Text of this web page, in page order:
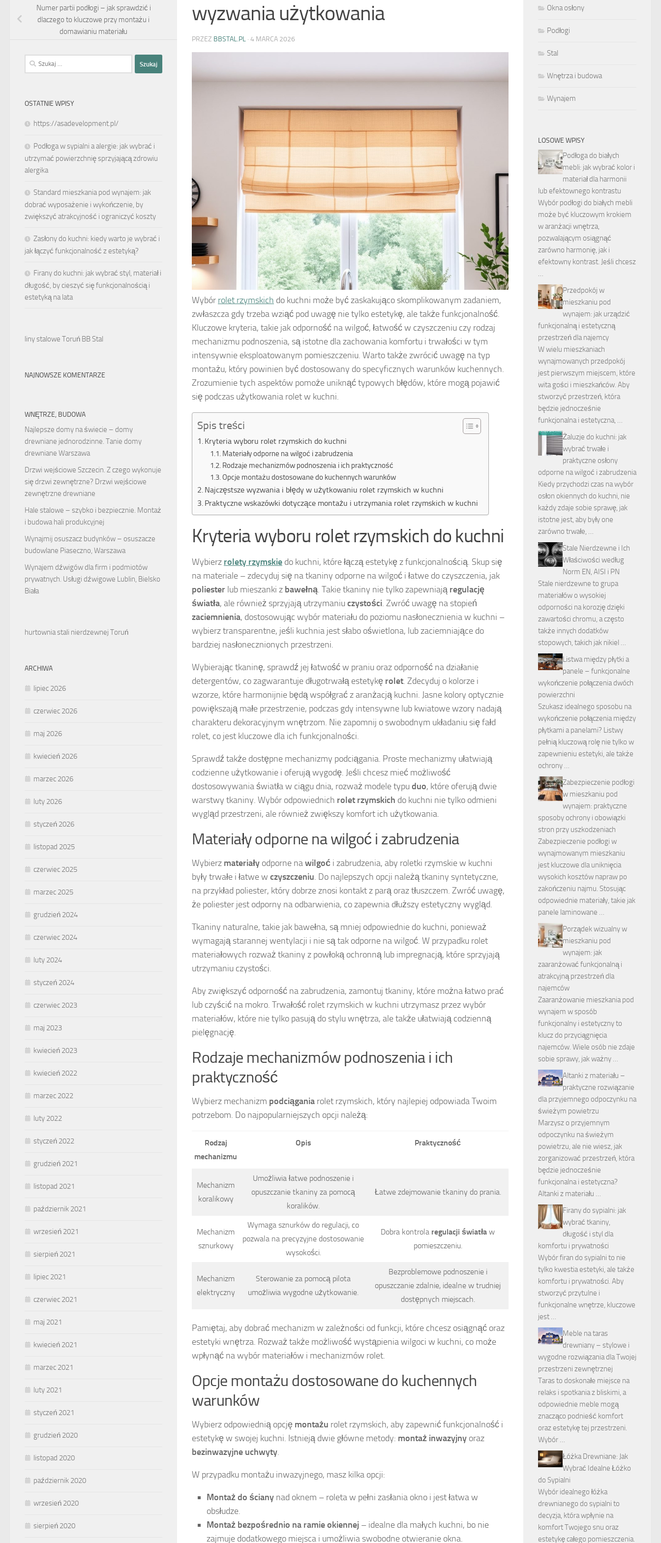
wyzwania użytkowania
PRZEZ BBSTAL.PL · 4 MARCA 2026
Wybór rolet rzymskich do kuchni może być zaskakująco skomplikowanym zadaniem,
zwłaszcza gdy trzeba wziąć pod uwagę nie tylko estetykę, ale także funkcjonalność.
Kluczowe kryteria, takie jak odporność na wilgoć, łatwość w czyszczeniu czy rodzaj
mechanizmu podnoszenia, są istotne dla zachowania komfortu i trwałości w tym
intensywnie eksploatowanym pomieszczeniu. Warto także zwrócić uwagę na typ
montażu, który powinien być dostosowany do specyficznych warunków kuchennych.
Zrozumienie tych aspektów pomoże uniknąć typowych błędów, które mogą pojawić
się podczas użytkowania rolet w kuchni.
Spis treści
Kryteria wyboru rolet rzymskich do kuchni
Materiały odporne na wilgoć i zabrudzenia
Rodzaje mechanizmów podnoszenia i ich praktyczność
Opcje montażu dostosowane do kuchennych warunków
Najczęstsze wyzwania i błędy w użytkowaniu rolet rzymskich w kuchni
Praktyczne wskazówki dotyczące montażu i utrzymania rolet rzymskich w kuchni
Kryteria wyboru rolet rzymskich do kuchni
Wybierz rolety rzymskie do kuchni, które łączą estetykę z funkcjonalnością. Skup się
na materiale – zdecyduj się na tkaniny odporne na wilgoć i łatwe do czyszczenia, jak
poliester lub mieszanki z bawełną. Takie tkaniny nie tylko zapewniają regulację
światła, ale również sprzyjają utrzymaniu czystości. Zwróć uwagę na stopień
zaciemnienia, dostosowując wybór materiału do poziomu nasłonecznienia w kuchni –
wybierz transparentne, jeśli kuchnia jest słabo oświetlona, lub zaciemniające do
bardziej nasłonecznionych przestrzeni.
Wybierając tkaninę, sprawdź jej łatwość w praniu oraz odporność na działanie
detergentów, co zagwarantuje długotrwałą estetykę rolet. Zdecyduj o kolorze i
wzorze, które harmonijnie będą współgrać z aranżacją kuchni. Jasne kolory optycznie
powiększają małe przestrzenie, podczas gdy intensywne lub kwiatowe wzory nadają
charakteru dekoracyjnym wnętrzom. Nie zapomnij o swobodnym układaniu się fałd
rolet, co jest kluczowe dla ich funkcjonalności.
Sprawdź także dostępne mechanizmy podciągania. Proste mechanizmy ułatwiają
codzienne użytkowanie i oferują wygodę. Jeśli chcesz mieć możliwość
dostosowywania światła w ciągu dnia, rozważ modele typu duo, które oferują dwie
warstwy tkaniny. Wybór odpowiednich rolet rzymskich do kuchni nie tylko odmieni
wygląd przestrzeni, ale również zwiększy komfort ich użytkowania.
Materiały odporne na wilgoć i zabrudzenia
Wybierz materiały odporne nawilgoć i zabrudzenia, aby roletki rzymskie w kuchni
były trwałe i łatwe w czyszczeniu. Do najlepszych opcji należą tkaniny syntetyczne,
na przykład poliester, który dobrze znosi kontakt z parą oraz tłuszczem. Zwróć uwagę,
że poliester jest odporny na odbarwienia, co zapewnia dłuższy estetyczny wygląd.
Tkaniny naturalne, takie jak bawełna, są mniej odpowiednie do kuchni, ponieważ
wymagają starannej wentylacji i nie są tak odporne na wilgoć. W przypadku rolet
materiałowych rozważ tkaniny z powłoką ochronną lub impregnacją, które sprzyjają
utrzymaniu czystości.
Aby zwiększyć odporność na zabrudzenia, zamontuj tkaniny, które można łatwo prać
lub czyścić na mokro. Trwałość rolet rzymskich w kuchni utrzymasz przez wybór
materiałów, które nie tylko pasują do stylu wnętrza, ale także ułatwiają codzienną
pielęgnację.
Rodzaje mechanizmów podnoszenia i ich
praktyczność
Wybierz mechanizm podciągania rolet rzymskich, który najlepiej odpowiada Twoim
potrzebom. Do najpopularniejszych opcji należą:
Rodzaj
mechanizmu
Opis Praktyczność
Mechanizm
koralikowy
Umożliwia łatwe podnoszenie i
opuszczanie tkaniny za pomocą
koralików.
Łatwe zdejmowanie tkaniny do prania.
Mechanizm
sznurkowy
Wymaga sznurków do regulacji, co
pozwala na precyzyjne dostosowanie
wysokości.
Dobra kontrola regulacji światła w
pomieszczeniu.
Mechanizm
elektryczny
Sterowanie za pomocą pilota
umożliwia wygodne użytkowanie.
Bezproblemowe podnoszenie i
opuszczanie zdalnie, idealne w trudniej
dostępnych miejscach.
Pamiętaj, aby dobrać mechanizm w zależności od funkcji, które chcesz osiągnąć oraz
estetyki wnętrza. Rozważ także możliwość wystąpienia wilgoci w kuchni, co może
wpłynąć na wybór materiałów i mechanizmów rolet.
Opcje montażu dostosowane do kuchennych
warunków
Wybierz odpowiednią opcję montażu rolet rzymskich, aby zapewnić funkcjonalność i
estetykę w swojej kuchni. Istnieją dwie główne metody: montaż inwazyjny oraz
bezinwazyjne uchwyty.
W przypadku montażu inwazyjnego, masz kilka opcji:
Montaż do ściany nad oknem – roleta w pełni zasłania okno i jest łatwa w
obsłudze.
Montaż bezpośrednio na ramie okiennej – idealne dla małych kuchni, bo nie
zajmuje dodatkowego miejsca i umożliwia swobodne otwieranie okna.
Numer partii podłogi – jak sprawdzić i
dlaczego to kluczowe przy montażu i
domawianiu materiału
Szukaj:
OSTATNIE WPISY
https://asadevelopment.pl/
Podłoga w sypialni a alergie: jak wybrać i
utrzymać powierzchnię sprzyjającą zdrowiu
alergika
Standard mieszkania pod wynajem: jak
dobrać wyposażenie i wykończenie, by
zwiększyć atrakcyjność i ograniczyć koszty
Zasłony do kuchni: kiedy warto je wybrać i
jak łączyć funkcjonalność z estetyką?
Firany do kuchni: jak wybrać styl, materiał i
długość, by cieszyć się funkcjonalnością i
estetyką na lata
liny stalowe Toruń BB Stal
NAJNOWSZE KOMENTARZE
WNĘTRZE, BUDOWA
Najlepsze domy na świecie – domy
drewniane jednorodzinne. Tanie domy
drewniane Warszawa
Drzwi wejściowe Szczecin. Z czego wykonuje
się drzwi zewnętrzne? Drzwi wejściowe
zewnętrzne drewniane
Hale stalowe – szybko i bezpiecznie. Montaż
i budowa hali produkcyjnej
Wynajmij osuszacz budynków – osuszacze
budowlane Piaseczno, Warszawa
Wynajem dźwigów dla firm i podmiotów
prywatnych. Usługi dźwigowe Lublin, Bielsko
Biała
hurtownia stali nierdzewnej Toruń
ARCHIWA
lipiec 2026
czerwiec 2026
maj 2026
kwiecień 2026
marzec 2026
luty 2026
styczeń 2026
listopad 2025
czerwiec 2025
marzec 2025
grudzień 2024
czerwiec 2024
luty 2024
styczeń 2024
czerwiec 2023
maj 2023
kwiecień 2023
kwiecień 2022
marzec 2022
luty 2022
styczeń 2022
grudzień 2021
listopad 2021
październik 2021
wrzesień 2021
sierpień 2021
lipiec 2021
czerwiec 2021
maj 2021
kwiecień 2021
marzec 2021
luty 2021
styczeń 2021
grudzień 2020
listopad 2020
październik 2020
wrzesień 2020
sierpień 2020
Okna osłony
Podłogi
Stal
Wnętrza i budowa
Wynajem
LOSOWE WPISY
Podłoga do białych
mebli: jak wybrać kolor i
materiał dla harmonii
lub efektownego kontrastu
Wybór podłogi do białych mebli
może być kluczowym krokiem
w aranżacji wnętrza,
pozwalającym osiągnąć
zarówno harmonię, jak i
efektowny kontrast. Jeśli chcesz
…
Przedpokój w
mieszkaniu pod
wynajem: jak urządzić
funkcjonalną i estetyczną
przestrzeń dla najemcy
W wielu mieszkaniach
wynajmowanych przedpokój
jest pierwszym miejscem, które
wita gości i mieszkańców. Aby
stworzyć przestrzeń, która
będzie jednocześnie
funkcjonalna i estetyczna, …
Żaluzje do kuchni: jak
wybrać trwałe i
praktyczne osłony
odporne na wilgoć i zabrudzenia
Kiedy przychodzi czas na wybór
osłon okiennych do kuchni, nie
każdy zdaje sobie sprawę, jak
istotne jest, aby były one
zarówno trwałe, …
Stale Nierdzewne i Ich
Właściwości według
Norm EN, AISI i PN
Stale nierdzewne to grupa
materiałów o wysokiej
odporności na korozję dzięki
zawartości chromu, a często
także innych dodatków
stopowych, takich jak nikiel …
Listwa między płytki a
panele – funkcjonalne
wykończenie połączenia dwóch
powierzchni
Szukasz idealnego sposobu na
wykończenie połączenia między
płytkami a panelami? Listwy
pełnią kluczową rolę nie tylko w
zapewnieniu estetyki, ale także
ochrony …
Zabezpieczenie podłogi
w mieszkaniu pod
wynajem: praktyczne
sposoby ochrony i obowiązki
stron przy uszkodzeniach
Zabezpieczenie podłogi w
wynajmowanym mieszkaniu
jest kluczowe dla uniknięcia
wysokich kosztów napraw po
zakończeniu najmu. Stosując
odpowiednie materiały, takie jak
panele laminowane …
Porządek wizualny w
mieszkaniu pod
wynajem: jak
zaaranżować funkcjonalną i
atrakcyjną przestrzeń dla
najemców
Zaaranżowanie mieszkania pod
wynajem w sposób
funkcjonalny i estetyczny to
klucz do przyciągnięcia
najemców. Wiele osób nie zdaje
sobie sprawy, jak ważny …
Altanki z materiału –
praktyczne rozwiązanie
dla przyjemnego odpoczynku na
świeżym powietrzu
Marzysz o przyjemnym
odpoczynku na świeżym
powietrzu, ale nie wiesz, jak
zorganizować przestrzeń, która
będzie jednocześnie
funkcjonalna i estetyczna?
Altanki z materiału …
Firany do sypialni: jak
wybrać tkaniny,
długość i styl dla
komfortu i prywatności
Wybór firan do sypialni to nie
tylko kwestia estetyki, ale także
komfortu i prywatności. Aby
stworzyć przytulne i
funkcjonalne wnętrze, kluczowe
jest …
Meble na taras
drewniany – stylowe i
wygodne rozwiązania dla Twojej
przestrzeni zewnętrznej
Taras to doskonałe miejsce na
relaks i spotkania z bliskimi, a
odpowiednie meble mogą
znacząco podnieść komfort
oraz estetykę tej przestrzeni.
Wybór …
Łóżka Drewniane: Jak
Wybrać Idealne Łóżko
do Sypialni
Wybór idealnego łóżka
drewnianego do sypialni to
decyzja, która wpłynie na
komfort Twojego snu oraz
estetykę całego pomieszczenia.